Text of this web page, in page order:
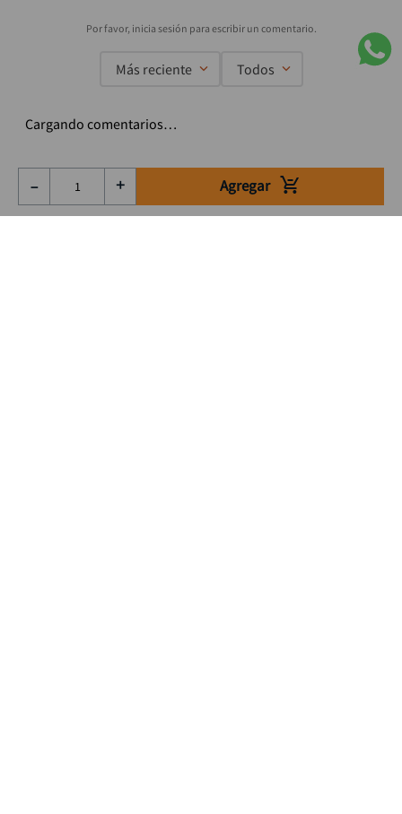
＋
－ Agregar
Más reciente Todos
Cargando comentarios…
Suscríbete a nuestro Newsletter